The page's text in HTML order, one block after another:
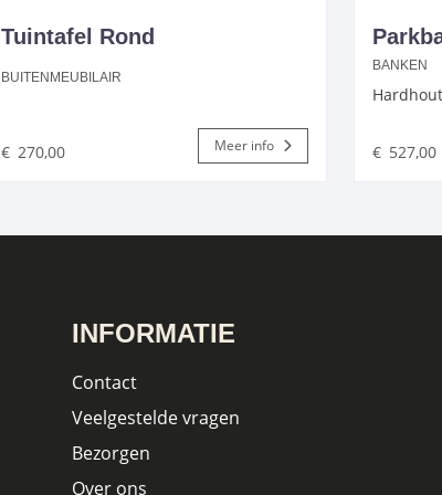
Tuintafel Rond
BUITENMEUBILAIR
€ 270,00 Meer info
BANKEN
€ 527,00
INFORMATIE
Contact
Veelgestelde vragen
Bezorgen
Over ons